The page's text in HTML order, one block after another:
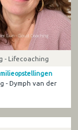
- Lifecoaching
- Dymph van der